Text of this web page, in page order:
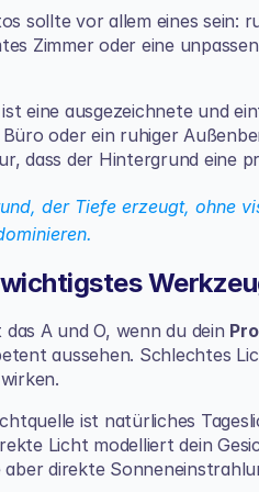
sollte vor allem eines sein:
Zimmer oder eine
eine ausgezeichnete und
oder ein ruhiger
dass der Hintergrund eine
der Tiefe erzeugt, ohne
A und O, wenn du dein
aussehen. Schlechtes
ist natürliches
Licht modelliert dein
aber direkte